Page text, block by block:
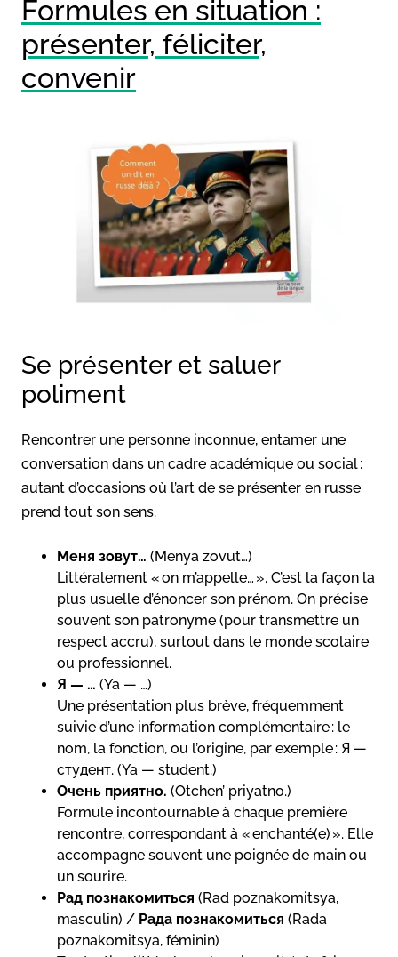
Formules en situation :
présenter, féliciter,
convenir
Se présenter et saluer
poliment
Rencontrer une personne inconnue, entamer une
conversation dans un cadre académique ou social :
autant d’occasions où l’art de se présenter en russe
prend tout son sens.
Меня зовут… (Menya zovut…)
Littéralement « on m’appelle… ». C’est la façon la
plus usuelle d’énoncer son prénom. On précise
souvent son patronyme (pour transmettre un
respect accru), surtout dans le monde scolaire
ou professionnel.
Я — … (Ya — …)
Une présentation plus brève, fréquemment
suivie d’une information complémentaire : le
nom, la fonction, ou l’origine, par exemple : Я —
студент. (Ya — student.)
Очень приятно. (Otchen’ priyatno.)
Formule incontournable à chaque première
rencontre, correspondant à « enchanté(e) ». Elle
accompagne souvent une poignée de main ou
un sourire.
Рад познакомиться (Rad poznakomitsya,
masculin) / Рада познакомиться (Rada
poznakomitsya, féminin)